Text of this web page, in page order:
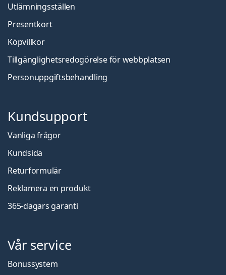
Utlämningsställen
Presentkort
Köpvillkor
Tillgänglighetsredogörelse för webbplatsen
Personuppgiftsbehandling
Kundsupport
Vanliga frågor
Kundsida
Returformulär
Reklamera en produkt
365-dagars garanti
Vår service
Bonussystem